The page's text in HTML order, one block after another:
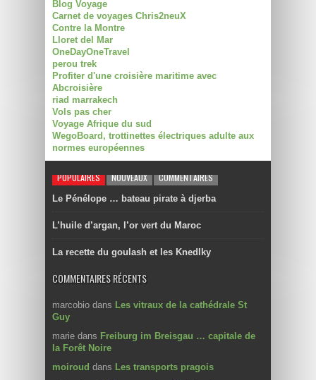
Blog Voyage
Carnet de voyages Chris2neuX
Contre la Montre
Lloret del Mar
OneDayOneTravel
perou trek
Profiter d'une croisière maritime avec
Abcroisière
riad marrakech
Vols pas cher
Voyage Afrique du sud
WegoBoard, trottinettes électriques adulte aux
normes européennes
POPULAIRES NOUVEAUX COMMENTAIRES
Le Pénélope … bateau pirate à djerba
L’huile d’argan, l’or vert du Maroc
La recette du goulash et les Knedlky
COMMENTAIRES RÉCENTS
marcobio dans Les vitraux de la cathédrale St
Guy
marie dans Freiburg im Breisgau … capitale de
la Forêt Noire
moiroud dans Les transports pragois